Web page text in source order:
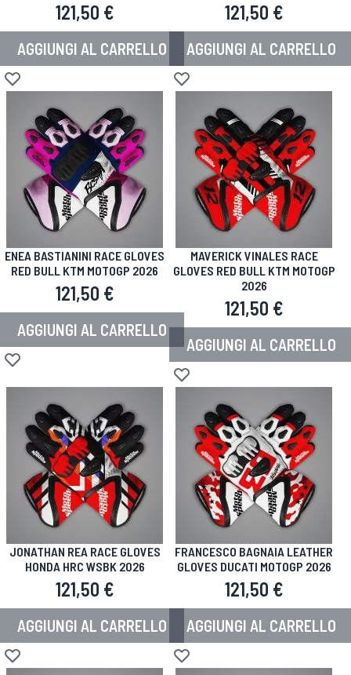
121,50 €
AGGIUNGI AL CARRELLO
Aggiungi alla lista desideri
121,50 €
AGGIUNGI AL CARRELLO
Aggiungi alla lista desideri
ENEA BASTIANINI RACE GLOVES
RED BULL KTM MOTOGP 2026
121,50 €
AGGIUNGI AL CARRELLO
Aggiungi alla lista desideri
MAVERICK VINALES RACE
GLOVES RED BULL KTM MOTOGP
2026
121,50 €
AGGIUNGI AL CARRELLO
Aggiungi alla lista desideri
JONATHAN REA RACE GLOVES
HONDA HRC WSBK 2026
121,50 €
AGGIUNGI AL CARRELLO
Aggiungi alla lista desideri
FRANCESCO BAGNAIA LEATHER
GLOVES DUCATI MOTOGP 2026
121,50 €
AGGIUNGI AL CARRELLO
Aggiungi alla lista desideri